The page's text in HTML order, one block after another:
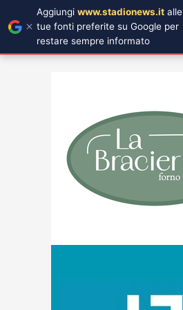
Aggiungi www.stadionews.it alle
tue fonti preferite su Google per
restare sempre informato